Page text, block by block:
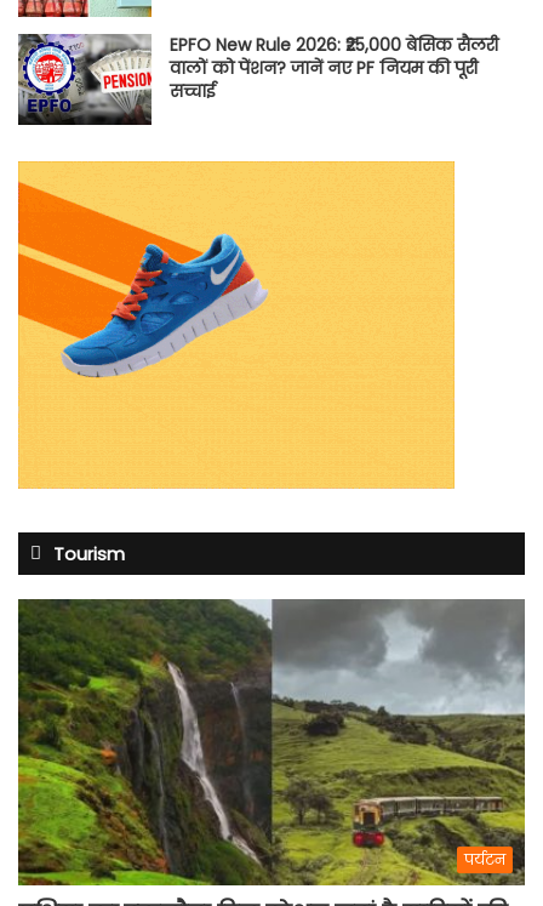
EPFO New Rule 2026: ₹25,000 बेसिक सैलरी
वालों को पेंशन? जानें नए PF नियम की पूरी
सच्चाई
Tourism
पर्यटन